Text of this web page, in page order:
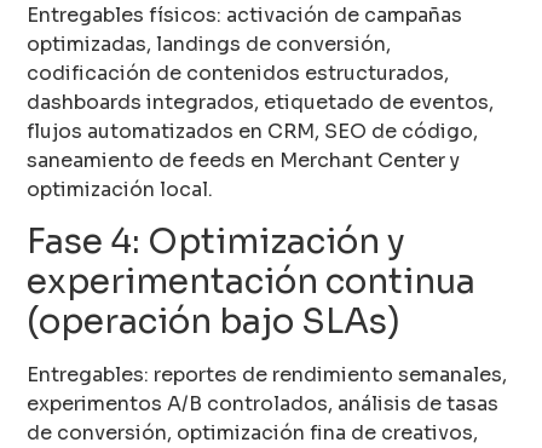
Entregables físicos: activación de campañas
optimizadas, landings de conversión,
codificación de contenidos estructurados,
dashboards integrados, etiquetado de eventos,
flujos automatizados en CRM, SEO de código,
saneamiento de feeds en Merchant Center y
optimización local.
Fase 4: Optimización y
experimentación continua
(operación bajo SLAs)
Entregables: reportes de rendimiento semanales,
experimentos A/B controlados, análisis de tasas
de conversión, optimización fina de creativos,